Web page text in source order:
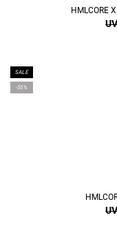
HMLCORE
SALE
-55%